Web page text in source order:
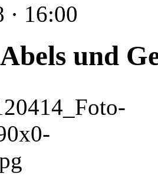
· 16:00
und